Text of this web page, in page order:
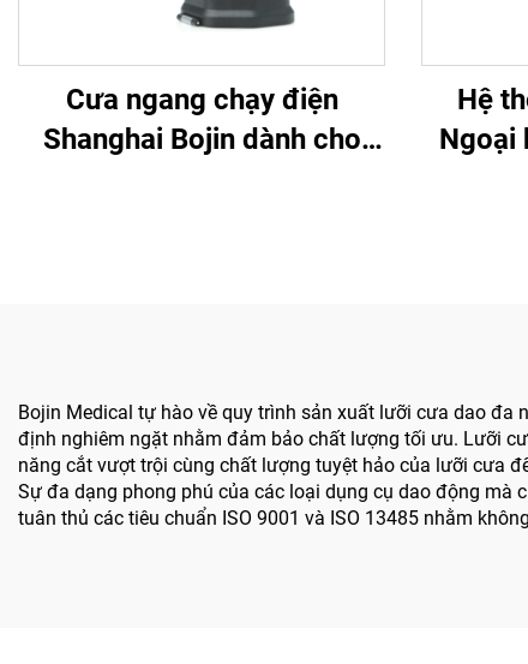
Cưa ngang chạy điện
Shanghai Bojin dành cho
Hệ
Ngoại
Bojin Medical tự hào về quy trình sản xuất lưỡi cưa dao đa
định nghiêm ngặt nhằm đảm bảo chất lượng tối ưu. Lưỡi
năng cắt vượt trội cùng chất lượng tuyệt hảo của lưỡi cưa
Sự đa dạng phong phú của các loại dụng cụ dao động mà
tuân thủ các tiêu chuẩn ISO 9001 và ISO 13485 nhằm